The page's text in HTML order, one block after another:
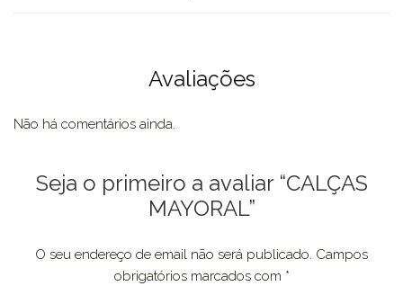
Avaliações
Não há comentários ainda.
Seja o primeiro a avaliar “CALÇAS
MAYORAL”
O seu endereço de email não será publicado. Campos
obrigatórios marcados com *